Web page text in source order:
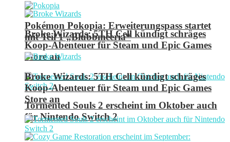
Broke Wizards: 5TH Cell kündigt schräges
Koop-Abenteuer für Steam und Epic Games
Store an
Tormented Souls 2 erscheint im Oktober auch
für Nintendo Switch 2
Pokémon Pokopia: Erweiterungspass startet
mit Teil 1 „Blubbmeeria“
Broke Wizards: 5TH Cell kündigt schräges
Koop-Abenteuer für Steam und Epic Games
Store an